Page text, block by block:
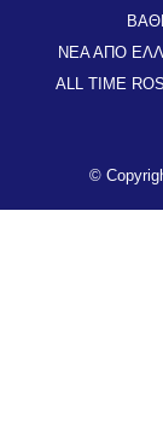
ΝΕΑ ΑΠΟ
ALL TIME
©